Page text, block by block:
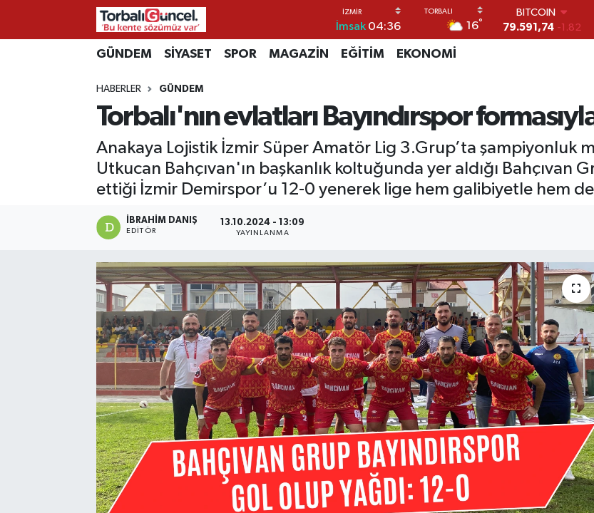
İmsak 04:36 16°
DOLAR
45,43620 0.02
EURO
6862,09000
0.19
14.598,00 0
BITCOIN
79.591,74 -1.82
GÜNDEM SİYASET SPOR MAGAZİN EĞİTİM EKONOMİ
HABERLER GÜNDEM
Torbalı'nın evlatları Bayındırspor
Anakaya Lojistik İzmir Süper Amatör Lig 3.Grup’ta şampiyonluk
Utkucan Bahçıvan'ın başkanlık koltuğunda yer aldığı Bahçıvan
ettiği İzmir Demirspor’u 12-0 yenerek lige hem galibiyetle hem
İBRAHIM DANIŞ
EDITÖR
13.10.2024 - 13:09
YAYINLANMA
İzmir Nöbetçi Eczaneler
İzmir Hava Durumu
İzmir Namaz Vakitleri
İzmir Trafik Yoğunluk Haritası
Süper Lig Puan Durumu ve Fikstür
Tüm Manşetler
Son Dakika Haberleri
Haber Arşivi